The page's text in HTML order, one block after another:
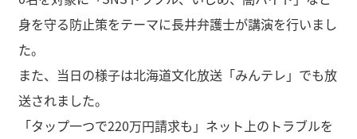
身を守る防止策をテーマに長井弁護士が講演を行いまし
た。
また、当日の様子は北海道文化放送「みんテレ」でも放
送されました。
「タップ一つで220万円請求も」ネット上のトラブルを